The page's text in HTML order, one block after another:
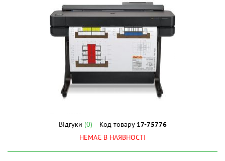
Відгуки (0) Код товару 17-75776
НЕМАЄ В НАЯВНОСТІ